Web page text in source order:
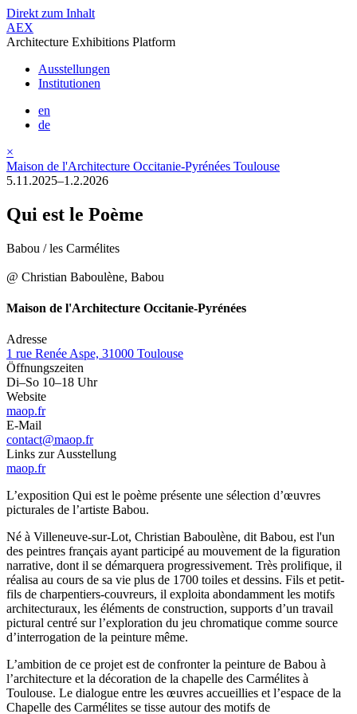
Direkt zum Inhalt
AEX
Architecture Exhibitions Platform
Ausstellungen
Institutionen
en
de
×
Maison de l'Architecture Occitanie-Pyrénées Toulouse
5.11.2025–1.2.2026
Qui est le Poème
Babou / les Carmélites
@ Christian Baboulène, Babou
Maison de l'Architecture Occitanie-Pyrénées
Adresse
1 rue Renée Aspe, 31000 Toulouse
Öffnungszeiten
Di–So 10–18 Uhr
Website
maop.fr
E-Mail
contact@maop.fr
Links zur Ausstellung
maop.fr
L’exposition Qui est le poème présente une sélection d’œuvres
picturales de l’artiste Babou.
Né à Villeneuve-sur-Lot, Christian Baboulène, dit Babou, est l'un
des peintres français ayant participé au mouvement de la figuration
narrative, dont il se démarquera progressivement. Très prolifique, il
réalisa au cours de sa vie plus de 1700 toiles et dessins. Fils et petit-
fils de charpentiers-couvreurs, il exploita abondamment les motifs
architecturaux, les éléments de construction, supports d’un travail
pictural centré sur l’exploration du jeu chromatique comme source
d’interrogation de la peinture même.
L’ambition de ce projet est de confronter la peinture de Babou à
l’architecture et la décoration de la chapelle des Carmélites à
Toulouse. Le dialogue entre les œuvres accueillies et l’espace de la
Chapelle des Carmélites se tisse autour des motifs de